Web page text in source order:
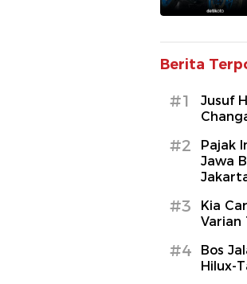
Berita
#1
Jusuf
#2
Pajak
Jawa
#3
Kia
Varian
#4
Bos
Hilux-